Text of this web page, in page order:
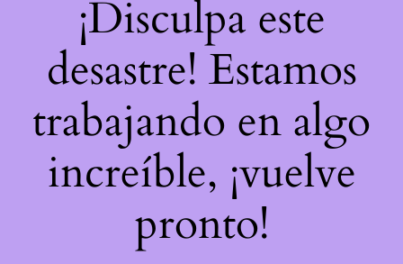
¡Disculpa este
desastre! Estamos
trabajando en algo
increíble, ¡vuelve
pronto!